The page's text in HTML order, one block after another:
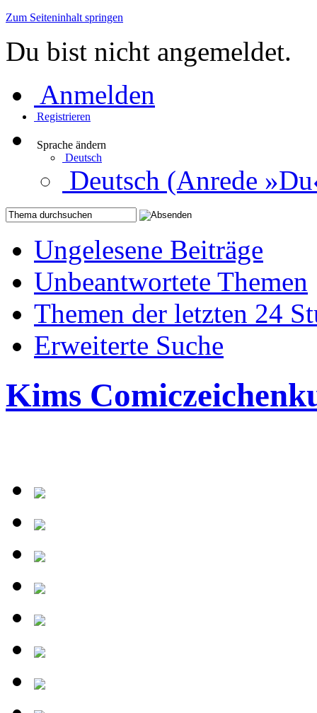
Zum Seiteninhalt springen
Du bist nicht angemeldet.
Anmelden
Registrieren
Sprache ändern
Deutsch
Deutsch (Anrede
Ungelesene Beiträge
Unbeantwortete Themen
Themen der letzten 24
Erweiterte Suche
Kims